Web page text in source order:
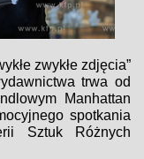
zwykłe zdjęcia”
trwa od
Manhattan
spotkania
Sztuk Różnych